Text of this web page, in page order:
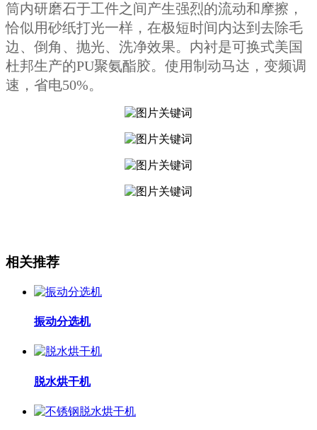
筒内研磨石于工件之间产生强烈的流动和摩擦，
恰似用砂纸打光一样，在极短时间内达到去除毛
边、倒角、抛光、洗净效果。内衬是可换式美国
杜邦生产的PU聚氨酯胶。使用制动马达，变频调
速，省电50%。
相关推荐
振动分选机
脱水烘干机